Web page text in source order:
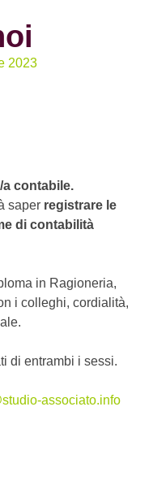
2023
contabile.
saper registrare le
di contabilità
in Ragioneria,
i colleghi, cordialità,
di entrambi i sessi.
associato.info